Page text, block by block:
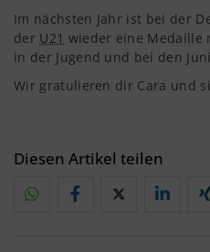
Im nächsten Jahr ist bei der
der U21 wieder eine Medaille
in der Jugend und bei den
Wir gratulieren dir Cara und
Diesen Artikel teilen